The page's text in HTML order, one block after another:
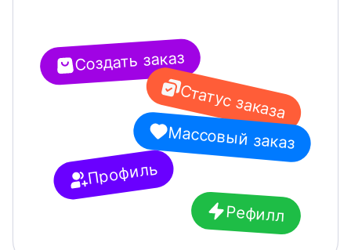
Создать заказ
Статус заказа
Массовый заказ
Профиль
Рефилл